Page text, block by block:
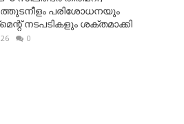
പരിശോധനയും
നടപടികളും ശക്തമാക്കി
0